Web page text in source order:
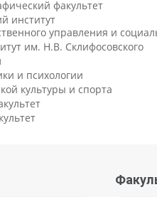
факультет
институт
управления и
им. Н.В. Склифосовского
и психологии
культуры и спорта